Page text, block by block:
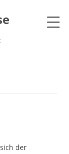
der